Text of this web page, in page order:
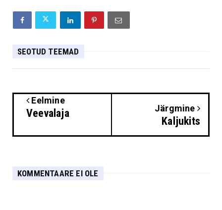
SEOTUD TEEMAD
Eelmine
Veevalaja Järgmine
Kaljukits
KOMMENTAARE EI OLE